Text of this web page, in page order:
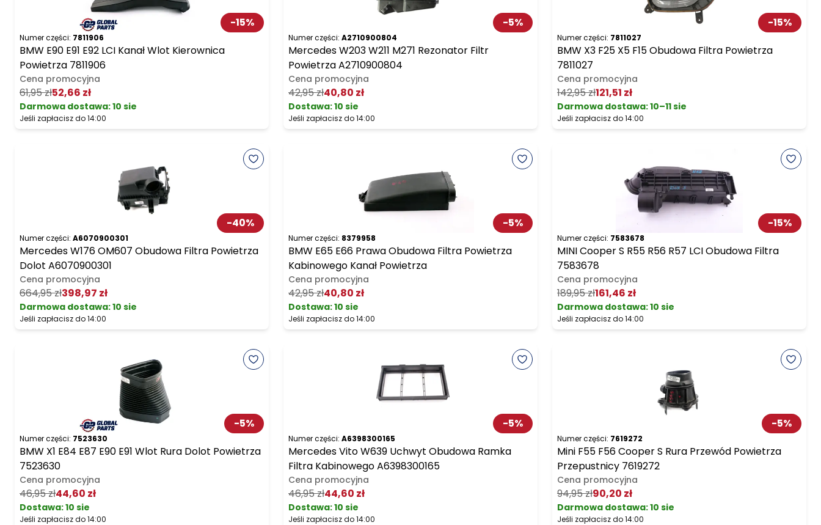
-15%
Numer części: 7811906
BMW E90 E91 E92 LCI Kanał Wlot Kierownica
Powietrza 7811906
Cena promocyjna
61,95 zł52,66 zł
Darmowa dostawa:10 sie
Jeśli zapłacisz do 14:00
-5%
Numer części: A2710900804
Mercedes W203 W211 M271 Rezonator Filtr
Powietrza A2710900804
Cena promocyjna
42,95 zł40,80 zł
Dostawa:10 sie
Jeśli zapłacisz do 14:00
-15%
Numer części: 7811027
BMW X3 F25 X5 F15 Obudowa Filtra Powietrza
7811027
Cena promocyjna
142,95 zł121,51 zł
Darmowa dostawa:10–11 sie
Jeśli zapłacisz do 14:00
-40%
Numer części: A6070900301
Mercedes W176 OM607 Obudowa Filtra Powietrza
Dolot A6070900301
Cena promocyjna
664,95 zł398,97 zł
Darmowa dostawa:10 sie
Jeśli zapłacisz do 14:00
-5%
Numer części: 8379958
BMW E65 E66 Prawa Obudowa Filtra Powietrza
Kabinowego Kanał Powietrza
Cena promocyjna
42,95 zł40,80 zł
Dostawa:10 sie
Jeśli zapłacisz do 14:00
-15%
Numer części: 7583678
MINI Cooper S R55 R56 R57 LCI Obudowa Filtra
7583678
Cena promocyjna
189,95 zł161,46 zł
Darmowa dostawa:10 sie
Jeśli zapłacisz do 14:00
-5%
Numer części: 7523630
BMW X1 E84 E87 E90 E91 Wlot Rura Dolot Powietrza
7523630
Cena promocyjna
46,95 zł44,60 zł
Dostawa:10 sie
Jeśli zapłacisz do 14:00
-5%
Numer części: A6398300165
Mercedes Vito W639 Uchwyt Obudowa Ramka
Filtra Kabinowego A6398300165
Cena promocyjna
46,95 zł44,60 zł
Dostawa:10 sie
Jeśli zapłacisz do 14:00
-5%
Numer części: 7619272
Mini F55 F56 Cooper S Rura Przewód Powietrza
Przepustnicy 7619272
Cena promocyjna
94,95 zł90,20 zł
Darmowa dostawa:10 sie
Jeśli zapłacisz do 14:00